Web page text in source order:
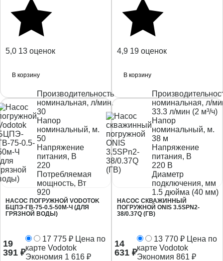
5,0 13 оценок
В корзину
4,9 19 оценок
В корзину
Производительность
номинальная, л/мин.
30
Напор
номинальный, м.
50
Напряжение
питания, В
220
Потребляемая
мощность, Вт
920
НАСОС ПОГРУЖНОЙ VODOTOK
БЦПЭ-ГВ-75-0.5-50М-Ч (ДЛЯ
ГРЯЗНОЙ ВОДЫ)
19
391 ₽
17 775 ₽ Цена по
карте Vodotok
Экономия 1 616 ₽
номинальная, л/
33.3 л/мин (2 м³/ч)
Напор
номинальный, м.
38 м
Напряжение
питания, В
220 В
Диаметр
подключения, мм
1.5 дюйма (40 мм)
НАСОС СКВАЖИННЫЙ
ПОГРУЖНОЙ ONIS 3.5SPN2-
38/0.37Q (ГВ)
14
631 ₽
13 770 ₽ Цена по
карте Vodotok
Экономия 861 ₽